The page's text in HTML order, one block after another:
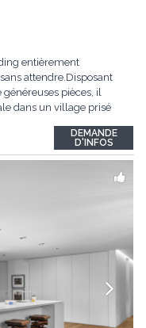
entièrement
attendre.Disposant
pièces, il
dans un village prisé
de la journée.Points
DEMANDE
D'INFOS